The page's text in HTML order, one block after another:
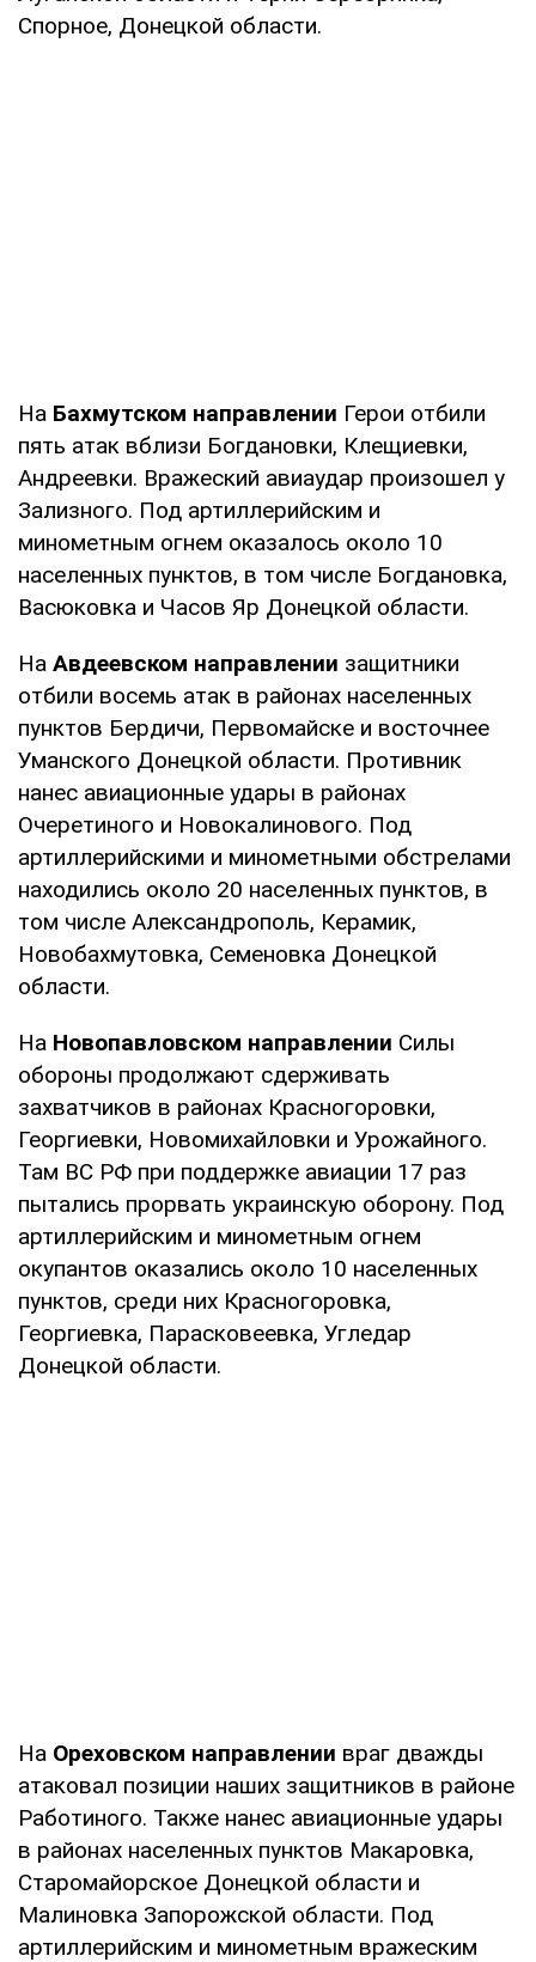
Спорное, Донецкой области.
На Бахмутском направлении Герои отбили
пять атак вблизи Богдановки, Клещиевки,
Андреевки. Вражеский авиаудар произошел у
Зализного. Под артиллерийским и
минометным огнем оказалось около 10
населенных пунктов, в том числе Богдановка,
Васюковка и Часов Яр Донецкой области.
На Авдеевском направлении защитники
отбили восемь атак в районах населенных
пунктов Бердичи, Первомайске и восточнее
Уманского Донецкой области. Противник
нанес авиационные удары в районах
Очеретиного и Новокалинового. Под
артиллерийскими и минометными обстрелами
находились около 20 населенных пунктов, в
том числе Александрополь, Керамик,
Новобахмутовка, Семеновка Донецкой
области.
На Новопавловском направлении Силы
обороны продолжают сдерживать
захватчиков в районах Красногоровки,
Георгиевки, Новомихайловки и Урожайного.
Там ВС РФ при поддержке авиации 17 раз
пытались прорвать украинскую оборону. Под
артиллерийским и минометным огнем
окупантов оказались около 10 населенных
пунктов, среди них Красногоровка,
Георгиевка, Парасковеевка, Угледар
Донецкой области.
На Ореховском направлении враг дважды
атаковал позиции наших защитников в районе
Работиного. Также нанес авиационные удары
в районах населенных пунктов Макаровка,
Старомайорское Донецкой области и
Малиновка Запорожской области. Под
артиллерийским и минометным вражеским